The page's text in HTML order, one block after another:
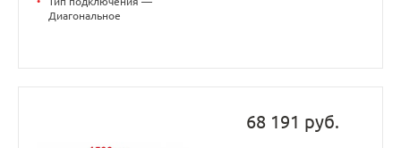
Диагональное
68 191 руб.